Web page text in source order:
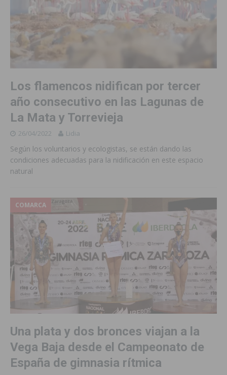
Los flamencos nidifican por tercer
año consecutivo en las Lagunas de
La Mata y Torrevieja
26/04/2022 Lidia
Según los voluntarios y ecologistas, se están dando las
condiciones adecuadas para la nidificación en este espacio
natural
COMARCA
Una plata y dos bronces viajan a la
Vega Baja desde el Campeonato de
España de gimnasia rítmica